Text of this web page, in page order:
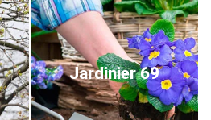
Jardinier 69